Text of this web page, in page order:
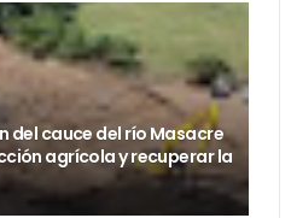
del cauce del río Masacre
agrícola y recuperar la